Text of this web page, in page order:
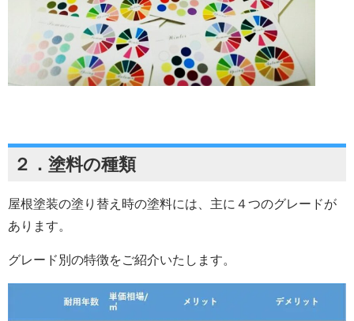
２．塗料の種類
屋根塗装の塗り替え時の塗料には、主に４つのグレードが
あります。
グレード別の特徴をご紹介いたします。